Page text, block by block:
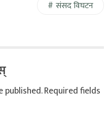
संसद विघटन
published.Required fields